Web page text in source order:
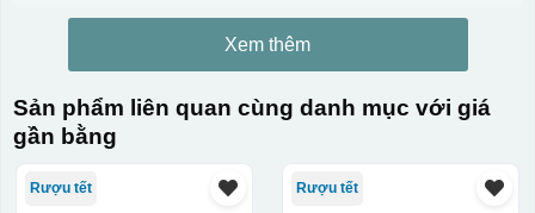
Xem thêm
Sản phẩm liên quan cùng danh mục với giá
gần bằng
Rượu tết Rượu tết